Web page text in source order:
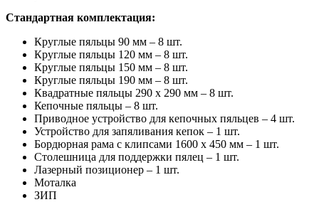
Стандартная комплектация:
Круглые пяльцы 90 мм – 8 шт.
Круглые пяльцы 120 мм – 8 шт.
Круглые пяльцы 150 мм – 8 шт.
Круглые пяльцы 190 мм – 8 шт.
Квадратные пяльцы 290 х 290 мм – 8 шт.
Кепочные пяльцы – 8 шт.
Приводное устройство для кепочных пяльцев – 4 шт.
Устройство для запяливания кепок – 1 шт.
Бордюрная рама с клипсами 1600 х 450 мм – 1 шт.
Столешница для поддержки пялец – 1 шт.
Лазерный позиционер – 1 шт.
Моталка
ЗИП